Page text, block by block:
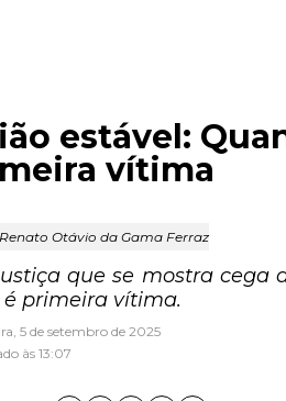
estável:
vítima
Renato Otávio da Gama Ferraz
que se mostra cega
é primeira vítima.
5 de setembro de 2025
às 13:07